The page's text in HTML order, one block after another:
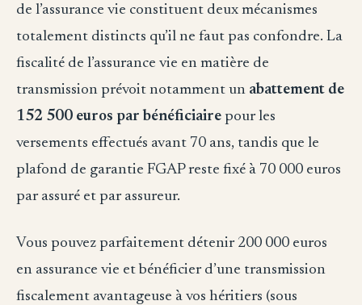
de l’assurance vie constituent deux mécanismes
totalement distincts qu’il ne faut pas confondre. La
fiscalité de l’assurance vie en matière de
transmission prévoit notamment un abattement de
152 500 euros par bénéficiaire pour les
versements effectués avant 70 ans, tandis que le
plafond de garantie FGAP reste fixé à 70 000 euros
par assuré et par assureur.
Vous pouvez parfaitement détenir 200 000 euros
en assurance vie et bénéficier d’une transmission
fiscalement avantageuse à vos héritiers (sous